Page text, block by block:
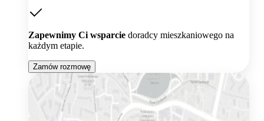
Zapewnimy Ci wsparcie doradcy mieszkaniowego na
każdym etapie.
Zamów rozmowę